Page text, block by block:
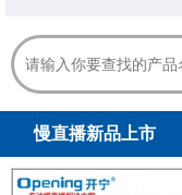
慢直播新品上市